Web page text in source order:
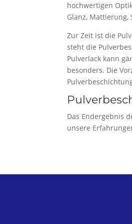
hochwertigen
Glanz,
Zur Zeit ist die
steht die
Pulverlack kann
besonders. Die
Das Endergebnis
unsere